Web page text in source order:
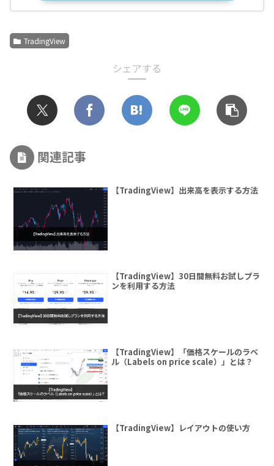
TradingView
シェアする
関連記事
【TradingView】出来高を表示する方法
【TradingView】30日間無料お試しプラ
ンを利用する方法
【TradingView】「価格スケールのラベ
ル（Labels on price scale）」とは？
【TradingView】レイアウトの使い方